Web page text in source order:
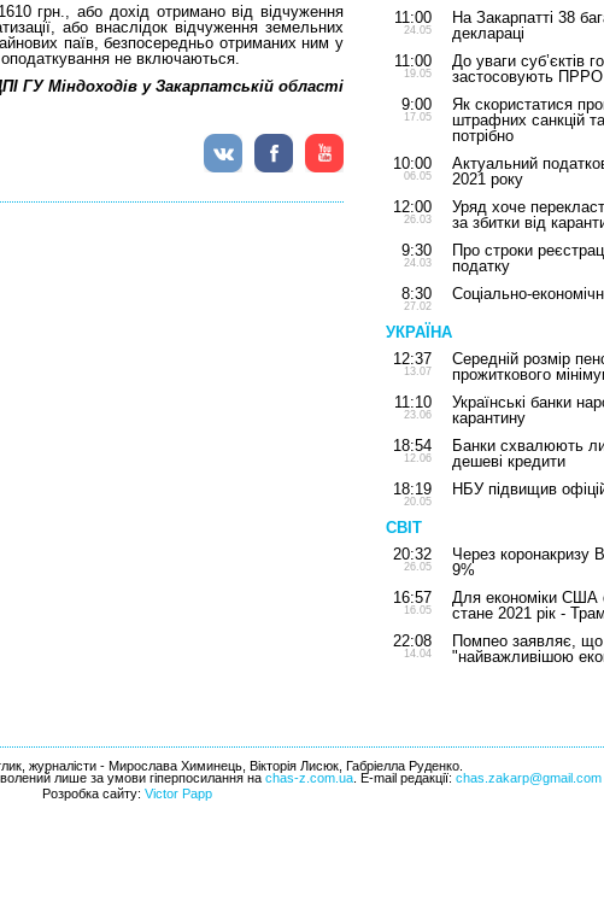
грн., або дохід отримано від відчуження
або внаслідок відчуження земельних
паїв, безпосередньо отриманих ним у
оподаткування не включаються.
ГУ Міндоходів у Закарпатській області
11:00
24.05
На Закарпатті 38
деклараці
11:00
19.05
До уваги суб’єктів
застосовують ПРРО
9:00
17.05
Як скористатися
штрафних санкцій
потрібно
10:00
06.05
Актуальний
2021 року
12:00
26.03
Уряд хоче
за збитки від
9:30
24.03
Про строки
податку
8:30
27.02
Соціально-
УКРАЇНА
12:37
13.07
Середній розмір
прожиткового
11:10
23.06
Українські банки
карантину
18:54
12.06
Банки схвалюють
дешеві кредити
18:19
20.05
НБУ підвищив
СВІТ
20:32
26.05
Через коронакризу
9%
16:57
16.05
Для економіки США
стане 2021 рік -
22:08
14.04
Помпео заявляє,
"найважливішою
журналісти - Мирослава Химинець, Вікторія Лисюк, Габріелла Руденко.
лише за умови гіперпосилання на chas-z.com.ua . E-mail редакції: chas.zakarp@gmail.com
Розробка сайту: Victor Papp